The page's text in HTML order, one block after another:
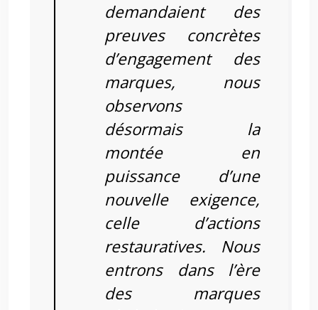
demandaient des
preuves concrètes
d’engagement des
marques, nous
observons
désormais la
montée en
puissance d’une
nouvelle exigence,
celle d’actions
restauratives. Nous
entrons dans l’ère
des marques